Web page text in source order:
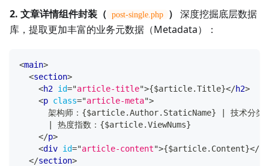
2. 文章详情组件封装（ post-single.php ） 深度挖掘底层数据
库，提取更加丰富的业务元数据（Metadata）：
<main>
<section>
<h2 id="article-title">{$article.Title}</h2>
<p class="article-meta">
架构师：{$article.Author.StaticName} | 技术分
      | 热度指数：{$article.ViewNums}
</p>
<div id="article-content">{$article.Content}</
</section>